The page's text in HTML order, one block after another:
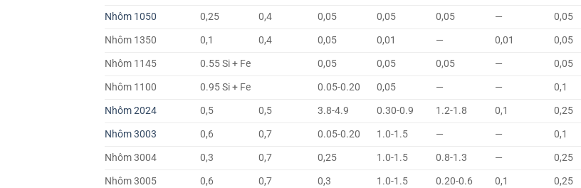
Nhôm 1050
0,25 0,4 0,05 0,05 0,05 — 0,05
Nhôm 1350
0,1 0,4 0,05 0,01 — 0,01 0,05
Nhôm 1145
0.55 Si + Fe 0,05 0,05 0,05 — 0,05
Nhôm 1100
0.95 Si + Fe 0.05-0.20 0,05 — — 0,1
Nhôm 2024
0,5 0,5 3.8-4.9 0.30-0.9 1.2-1.8 0,1 0,25
Nhôm 3003
0,6 0,7 0.05-0.20 1.0-1.5 — — 0,1
Nhôm 3004
0,3 0,7 0,25 1.0-1.5 0.8-1.3 — 0,25
Nhôm 3005
0,6 0,7 0,3 1.0-1.5 0.20-0.6 0,1 0,25